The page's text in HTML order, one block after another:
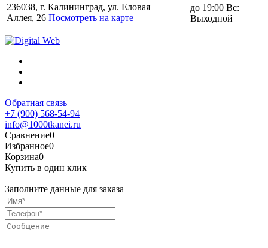
236038, г. Калининград, ул. Еловая
Аллея, 26 Посмотреть на карте
до 19:00 Вс:
Выходной
Обратная связь
+7 (900) 568-54-94
info@1000tkanei.ru
Сравнение0
Избранное0
Корзина0
Купить в один клик
Заполните данные для заказа